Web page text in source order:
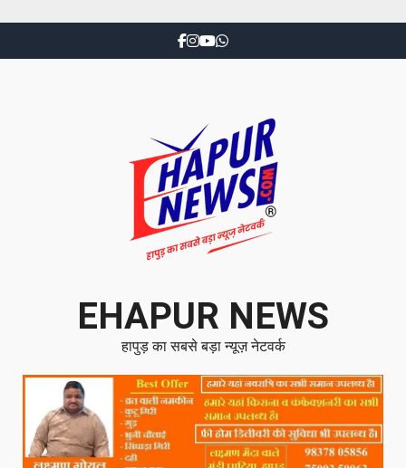
EHAPUR NEWS
हापुड़ का सबसे बड़ा न्यूज़ नेटवर्क